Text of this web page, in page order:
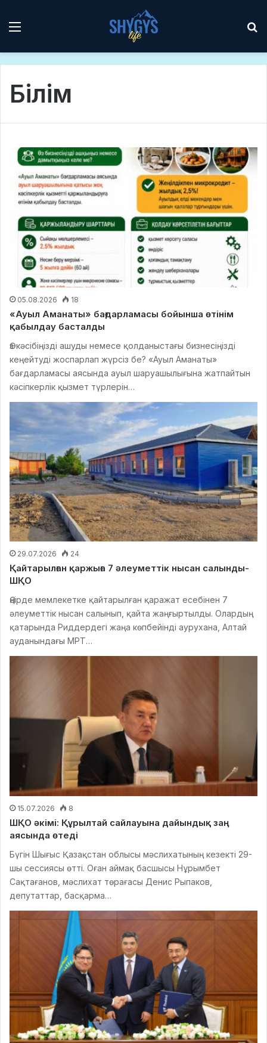
Мәзір
Білім
05.08.2026 18
«Ауыл Аманаты» бағдарламасы бойынша өтінім
қабылдау басталды
Өз кәсібіңізді ашуды немесе қолданыстағы бизнесіңізді
кеңейтуді жоспарлап жүрсіз бе? «Ауыл Аманаты»
бағдарламасы аясында ауыл шаруашылығына жатпайтын
кәсіпкерлік қызмет түрлерін…
29.07.2026 24
Қайтарылған қаржыға 7 әлеуметтік нысан салынды-
ШҚО
Өңірде мемлекетке қайтарылған қаражат есебінен 7
әлеуметтік нысан салынып, қайта жаңғыртылды. Олардың
қатарында Риддердегі жаңа көпбейінді аурухана, Алтай
ауданындағы МРТ…
15.07.2026 8
ШҚО әкімі: Құрылтай сайлауына дайындық заң
аясында өтеді
Бүгін Шығыс Қазақстан облысы мәслихатының кезекті 29-
шы сессиясы өтті. Оған аймақ басшысы Нұрымбет
Сақтағанов, мәслихат төрағасы Денис Рыпаков,
депутаттар, басқарма…